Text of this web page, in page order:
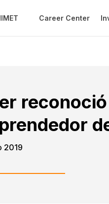
Career Center
2019